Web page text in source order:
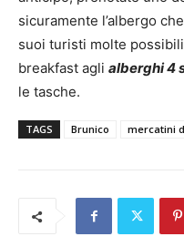
sicuramente l’albergo
suoi turisti molte
breakfast agli alberghi 4
le tasche.
TAGS Brunico mercatini